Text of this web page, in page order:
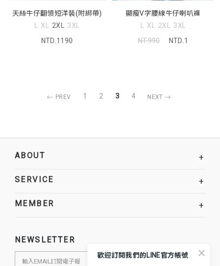
天絲牛仔翻領短洋裝(附綁帶)
L XL 2XL 3XL
NTD.1190
顯瘦V字腰線牛仔喇叭褲
L XL 2XL 3XL
NT.990
NTD.1
PREV 1 2 3 4 NEXT
ABOUT +
SERVICE +
MEMBER +
NEWSLETTER
歡迎訂閱我們的LINE官方帳號